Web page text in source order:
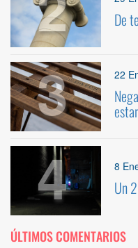
De
3 22
4 8
Un
ÚLTIMOS COMENTARIOS